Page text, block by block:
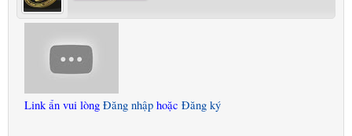
Link ẩn vui lòng Đăng nhập hoặc Đăng ký